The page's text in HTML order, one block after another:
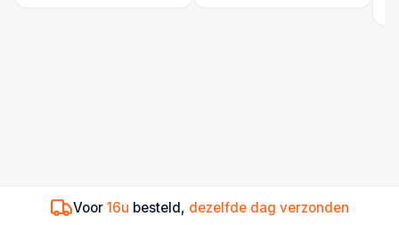
Voor 16u besteld, dezelfde dag verzonden